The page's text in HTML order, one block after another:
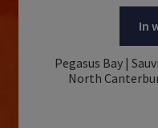
In
Pegasus Bay |
North